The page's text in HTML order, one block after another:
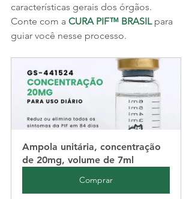
características gerais dos órgãos.
Conte com a CURA PIF™ BRASIL para
guiar você nesse processo.
Ampola unitária, concentração
de 20mg, volume de 7ml
Comprar